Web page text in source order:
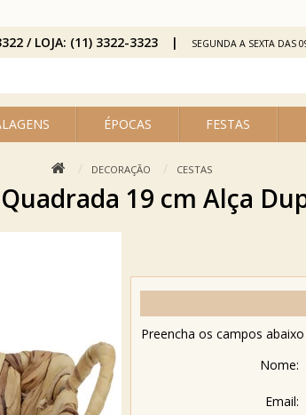
ÉPOCAS FESTAS
/ LOJA: (11) 3322-3323 SEGUNDA A SEXTA DAS
DECORAÇÃO CESTAS
19 cm Alça
Preencha os campos
Nome:
Email: